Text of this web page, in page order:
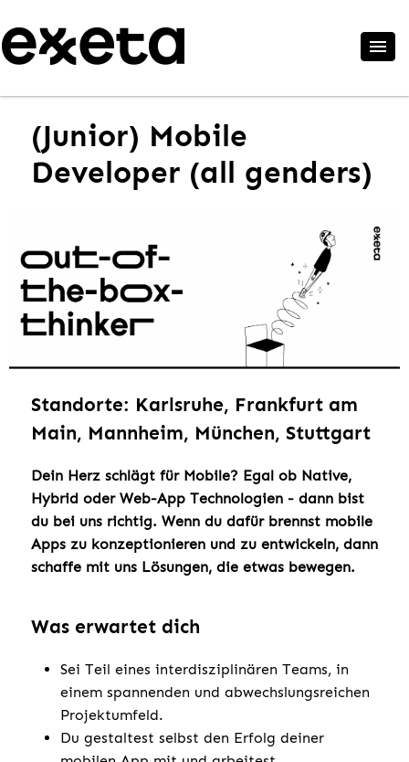
(Junior) Mobile
Developer (all genders)
Standorte: Karlsruhe, Frankfurt am
Main, Mannheim, München, Stuttgart
Dein Herz schlägt für Mobile? Egal ob Native,
Hybrid oder Web-App Technologien - dann bist
du bei uns richtig. Wenn du dafür brennst mobile
Apps zu konzeptionieren und zu entwickeln, dann
schaffe mit uns Lösungen, die etwas bewegen.
Was erwartet dich
Sei Teil eines interdisziplinären Teams, in
einem spannenden und abwechslungsreichen
Projektumfeld.
Du gestaltest selbst den Erfolg deiner